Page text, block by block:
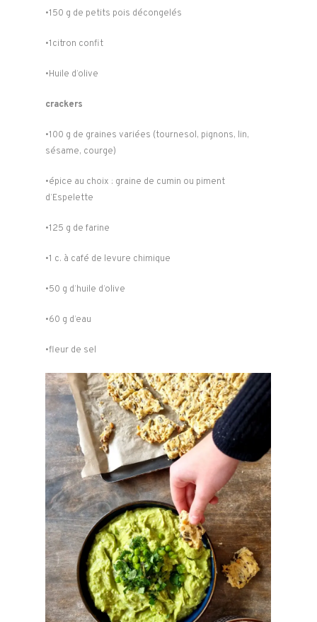
•150 g de petits pois décongelés
•1citron confit
•Huile d’olive
crackers
•100 g de graines variées (tournesol, pignons, lin,
sésame, courge)
•épice au choix : graine de cumin ou piment
d’Espelette
•125 g de farine
•1 c. à café de levure chimique
•50 g d’huile d’olive
•60 g d’eau
•fleur de sel